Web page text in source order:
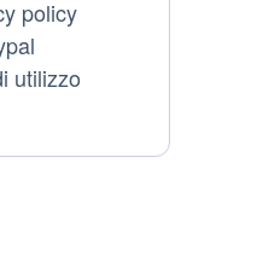
trattamento:
policy
trattati:
utilizzo